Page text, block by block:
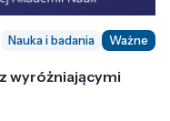
Nauka i badania Ważne
wyróżniającymi